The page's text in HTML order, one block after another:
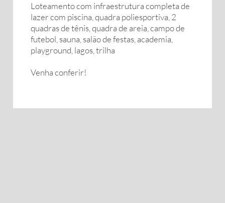
Loteamento com infraestrutura completa de
lazer com piscina, quadra poliesportiva, 2
quadras de tênis, quadra de areia, campo de
futebol, sauna, salão de festas, academia,
playground, lagos, trilha
Venha conferir!